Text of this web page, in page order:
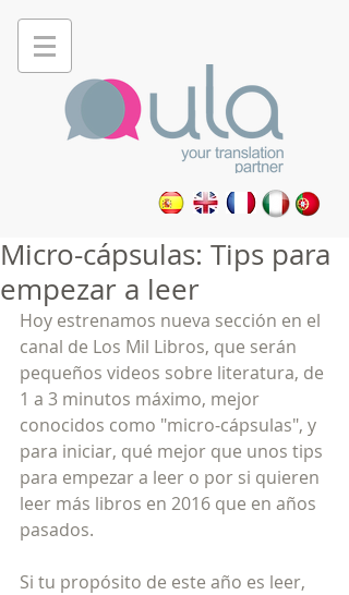
Micro-cápsulas: Tips para
empezar a leer
Hoy estrenamos nueva sección en el
canal de Los Mil Libros, que serán
pequeños videos sobre literatura, de
1 a 3 minutos máximo, mejor
conocidos como "micro-cápsulas", y
para iniciar, qué mejor que unos tips
para empezar a leer o por si quieren
leer más libros en 2016 que en años
pasados.
Si tu propósito de este año es leer,